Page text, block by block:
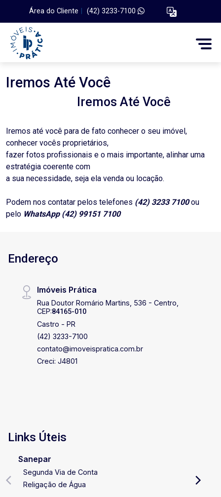
Área do Cliente (42) 3233-7100
Iremos Até Você
Iremos Até Você
Iremos até você para de fato conhecer o seu imóvel,
conhecer vocês proprietários,
fazer fotos profissionais e o mais importante, alinhar uma
estratégia coerente com
a sua necessidade, seja ela venda ou locação.
Podem nos contatar pelos telefones (42) 3233 7100ou
pelo WhatsApp (42) 99151 7100
Endereço
Imóveis Prática
Rua Doutor Romário Martins, 536 - Centro,
CEP:84165-010
Castro - PR
(42) 3233-7100
contato@imoveispratica.com.br
Creci: J4801
Links Úteis
Sanepar
Segunda Via de Conta
Religação de Água